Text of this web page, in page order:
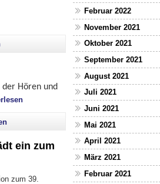
Hören und
"Zuhören heißt neugierig sein – Zum
ein zum
zum 39.
Februar 2022
November 2021
Oktober 2021
September 2021
August 2021
Juli 2021
Juni 2021
Mai 2021
April 2021
März 2021
Februar 2021